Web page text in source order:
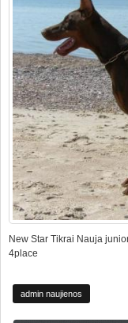
New Star Tikrai Nauja
4place
admin naujienos